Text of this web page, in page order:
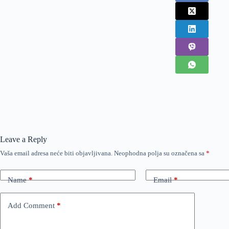
Leave a Reply
Vaša email adresa neće biti objavljivana. Neophodna polja su označena sa *
Name* Email*
Add Comment *